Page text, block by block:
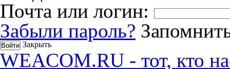
Почта или логин:
Забыли пароль?
Закрыть
WEACOM.RU - тот, кто